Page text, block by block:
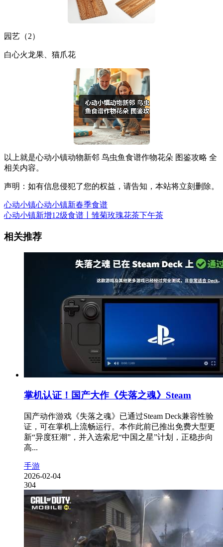
园艺（2）
白心火龙果、猫爪花
以上就是心动小镇动物新邻 鸟虫鱼食谱作物花朵 图鉴攻略 全
相关内容。
声明：如有信息侵犯了您的权益，请告知，本站将立刻删除。
心动小镇心动小镇新春季食谱
心动小镇新增12级食谱丨雏菊玫瑰花茶下午茶
相关推荐
掌机认证！国产大作《失落之魂》Steam
国产动作游戏《失落之魂》已通过Steam Deck兼容性验
证，可在掌机上流畅运行。本作此前已推出免费大型更
新“异度狂潮”，并入选索尼“中国之星”计划，正稳步向
高...
手游
2026-02-04
304